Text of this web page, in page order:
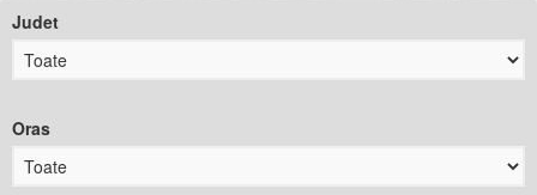
Judet
Oras